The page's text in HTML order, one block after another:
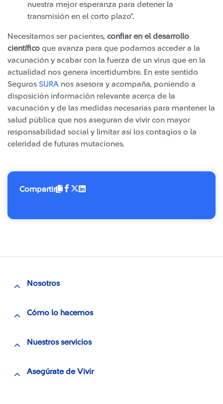
nuestra mejor esperanza para detener la
transmisión en el corto plazo”.
Necesitamos ser pacientes, confiar en el desarrollo
científico que avanza para que podamos acceder a la
vacunación y acabar con la fuerza de un virus que en la
actualidad nos genera incertidumbre. En este sentido
Seguros SURA nos asesora y acompaña, poniendo a
disposición información relevante acerca de la
vacunación y de las medidas necesarias para mantener la
salud pública que nos aseguran de vivir con mayor
responsabilidad social y limitar así los contagios o la
celeridad de futuras mutaciones.
Compartir
Nosotros
Cómo lo hacemos
Nuestros servicios
Asegúrate de Vivir